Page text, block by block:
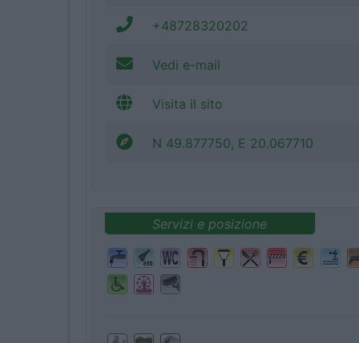
+48728320202
Vedi e-mail
Visita il sito
N 49.877750, E 20.067710
Servizi e posizione